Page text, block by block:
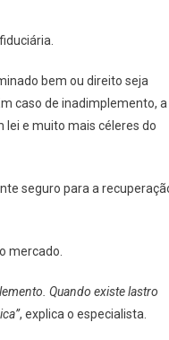
bem ou direito seja
caso de inadimplemento, a
e muito mais céleres do
seguro para a
mercado.
Quando existe lastro
, explica o especialista.